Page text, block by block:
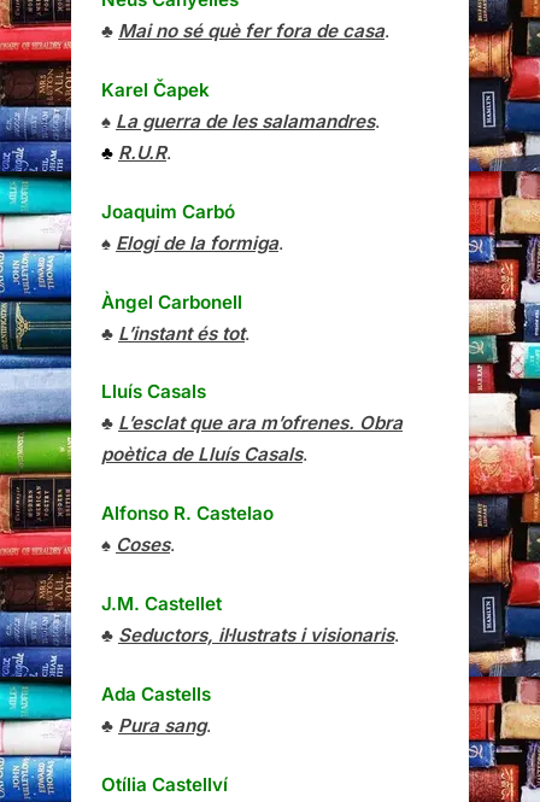
♣ Mai no sé què fer fora de casa.
Karel Čapek
♠ La guerra de les salamandres.
♣ R.U.R.
Joaquim Carbó
♠ Elogi de la formiga.
Àngel Carbonell
♣ L’instant és tot.
Lluís Casals
♣ L’esclat que ara m’ofrenes. Obra
poètica de Lluís Casals.
Alfonso R. Castelao
♠ Coses.
J.M. Castellet
♣ Seductors, il·lustrats i visionaris.
Ada Castells
♣ Pura sang.
Otília Castellví